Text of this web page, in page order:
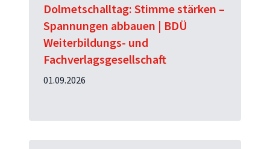
Dolmetschalltag: Stimme stärken –
Spannungen abbauen | BDÜ
Weiterbildungs- und
Fachverlagsgesellschaft
01.09.2026